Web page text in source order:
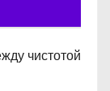
чистотой